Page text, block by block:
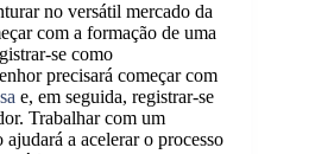
no versátil mercado da
com a formação de uma
se como
precisará começar com
e, em seguida, registrar-se
Trabalhar com um
a acelerar o processo